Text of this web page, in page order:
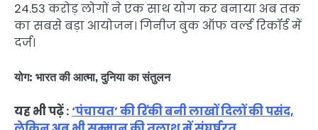
24.53 करोड़ लोगों ने एक साथ योग कर बनाया अब तक
का सबसे बड़ा आयोजन। गिनीज बुक ऑफ वर्ल्ड रिकॉर्ड में
दर्ज।
योग: भारत की आत्मा, दुनिया का संतुलन
यह भी पढ़ें :‘पंचायत’ की रिंकी बनी लाखों दिलों की पसंद,